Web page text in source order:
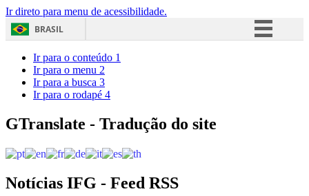
Ir direto para menu de acessibilidade.
BRASIL
Acesso à informação
Ir para o conteúdo 1
Ir para o menu 2
Ir para a busca 3
Ir para o rodapé 4
GTranslate - Tradução do site
Notícias IFG - Feed RSS